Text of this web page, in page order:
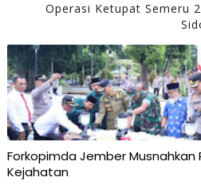
Operasi Ketupat Semeru
Forkopimda Jember Musnahkan
Kejahatan